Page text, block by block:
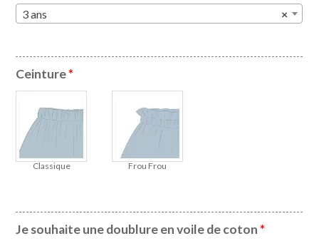
×
3 ans
Ceinture*
Classique Frou Frou
Je souhaite une doublure en voile de coton*